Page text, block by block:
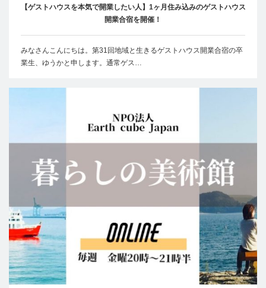
【ゲストハウスを本気で開業したい人】1ヶ月住み込みのゲストハウス
開業合宿を開催！
みなさんこんにちは。第31回地域と生きるゲストハウス開業合宿の卒
業生、ゆうかと申します。通常ゲス…